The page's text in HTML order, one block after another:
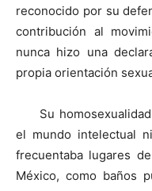
reconocido por su
contribución al
nunca hizo una
propia orientación
Su
el mundo intelectual
frecuentaba lugares
México, como baños